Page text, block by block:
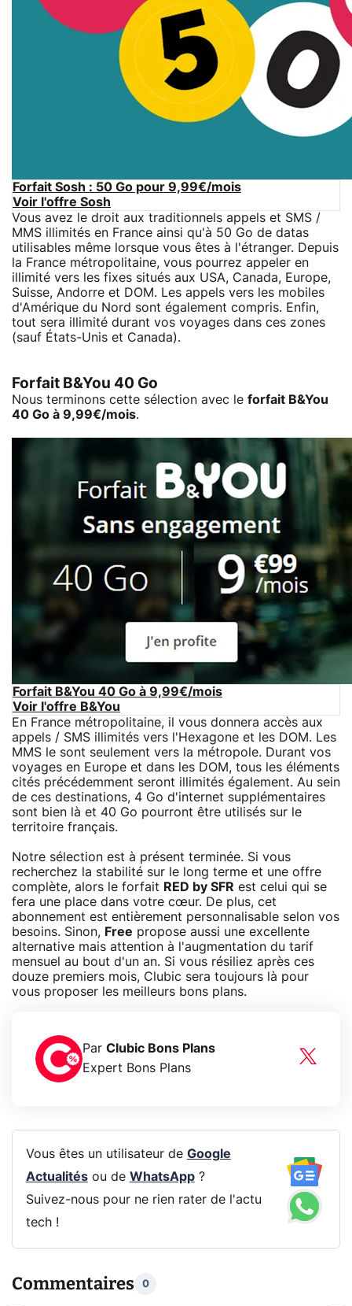
Forfait Sosh : 50 Go pour 9,99€/mois
Voir l'offre Sosh
Vous avez le droit aux traditionnels appels et SMS /
MMS illimités en France ainsi qu'à 50 Go de datas
utilisables même lorsque vous êtes à l'étranger. Depuis
la France métropolitaine, vous pourrez appeler en
illimité vers les fixes situés aux USA, Canada, Europe,
Suisse, Andorre et DOM. Les appels vers les mobiles
d'Amérique du Nord sont également compris. Enfin,
tout sera illimité durant vos voyages dans ces zones
(sauf États-Unis et Canada).
Forfait B&You 40 Go
Nous terminons cette sélection avec le forfait B&You
40 Go à 9,99€/mois.
Forfait B&You 40 Go à 9,99€/mois
Voir l'offre B&You
En France métropolitaine, il vous donnera accès aux
appels / SMS illimités vers l'Hexagone et les DOM. Les
MMS le sont seulement vers la métropole. Durant vos
voyages en Europe et dans les DOM, tous les éléments
cités précédemment seront illimités également. Au sein
de ces destinations, 4 Go d'internet supplémentaires
sont bien là et 40 Go pourront être utilisés sur le
territoire français.
Notre sélection est à présent terminée. Si vous
recherchez la stabilité sur le long terme et une offre
complète, alors le forfait RED by SFR est celui qui se
fera une place dans votre cœur. De plus, cet
abonnement est entièrement personnalisable selon vos
besoins. Sinon, Free propose aussi une excellente
alternative mais attention à l'augmentation du tarif
mensuel au bout d'un an. Si vous résiliez après ces
douze premiers mois, Clubic sera toujours là pour
vous proposer les meilleurs bons plans.
Par Clubic Bons Plans
Expert Bons Plans
Vous êtes un utilisateur de Google
Actualitésou de WhatsApp?
Suivez-nous pour ne rien rater de l'actu
tech !
Commentaires 0